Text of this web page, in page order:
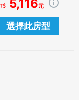
5,116元
選擇此房型